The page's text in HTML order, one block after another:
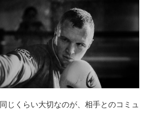
じくらい大切なのが、相手とのコミュ